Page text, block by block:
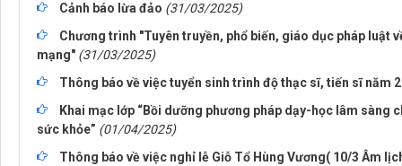
Cảnh báo lừa đảo (31/03/2025)
Chương trình "Tuyên truyền, phổ biến, giáo dục pháp luật
mạng" (31/03/2025)
Thông báo về việc tuyển sinh trình độ thạc sĩ, tiến sĩ năm
Khai mạc lớp “Bồi dưỡng phương pháp dạy-học lâm
sức khỏe” (01/04/2025)
Thông báo về việc nghỉ lễ Giỗ Tổ Hùng Vương( 10/3 Âm